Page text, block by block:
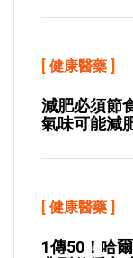
[ 健康醫藥 ]
減肥必須節
氣味可能減
[ 健康醫藥 ]
1傳50！哈